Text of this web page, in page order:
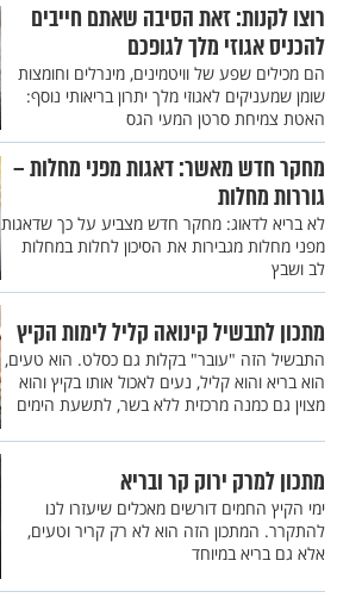
רוצו לקנות: זאת הסיבה שאתם חייבים
להכניס אגוזי מלך לגופכם
הם מכילים שפע של וויטמינים, מינרלים וחומצות
שומן שמעניקים לאגוזי מלך יתרון בריאותי נוסף:
האטת צמיחת סרטן המעי הגס
מחקר חדש מאשר: דאגות מפני מחלות –
גוררות מחלות
לא בריא לדאוג: מחקר חדש מצביע על כך שדאגות
מפני מחלות מגבירות את הסיכון לחלות במחלות
לב ושבץ
מתכון לתבשיל קינואה קליל לימות הקיץ
התבשיל הזה "עובר" בקלות גם כסלט. הוא טעים,
הוא בריא והוא קליל, נעים לאכול אותו בקיץ והוא
מצוין גם כמנה מרכזית ללא בשר, לתשעת הימים
מתכון למרק ירוק קר ובריא
ימי הקיץ החמים דורשים מאכלים שיעזרו לנו
להתקרר. המתכון הזה הוא לא רק קריר וטעים,
אלא גם בריא במיוחד